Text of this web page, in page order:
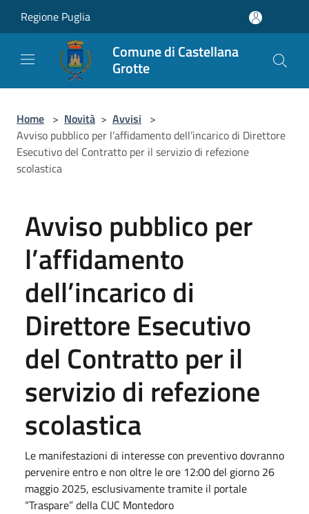
Regione Puglia
Comune di Castellana
Grotte
Home > Novità > Avvisi >
Avviso pubblico per l’affidamento dell’incarico di Direttore
Esecutivo del Contratto per il servizio di refezione
scolastica
Avviso pubblico per
l’affidamento
dell’incarico di
Direttore Esecutivo
del Contratto per il
servizio di refezione
scolastica
Le manifestazioni di interesse con preventivo dovranno
pervenire entro e non oltre le ore 12:00 del giorno 26
maggio 2025, esclusivamente tramite il portale
“Traspare” della CUC Montedoro